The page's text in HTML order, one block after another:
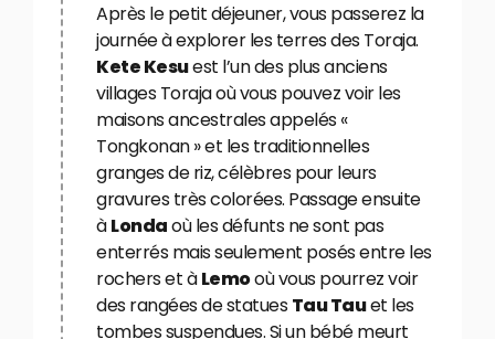
Après le petit déjeuner, vous passerez la
journée à explorer les terres des Toraja.
Kete Kesuest l’un des plus anciens
villages Toraja où vous pouvez voir les
maisons ancestrales appelés «
Tongkonan » et les traditionnelles
granges de riz, célèbres pour leurs
gravures très colorées. Passage ensuite
àLondaoù les défunts ne sont pas
enterrés mais seulement posés entre les
rochers et àLemooù vous pourrez voir
des rangées de statuesTau Tauet les
tombes suspendues. Si un bébé meurt